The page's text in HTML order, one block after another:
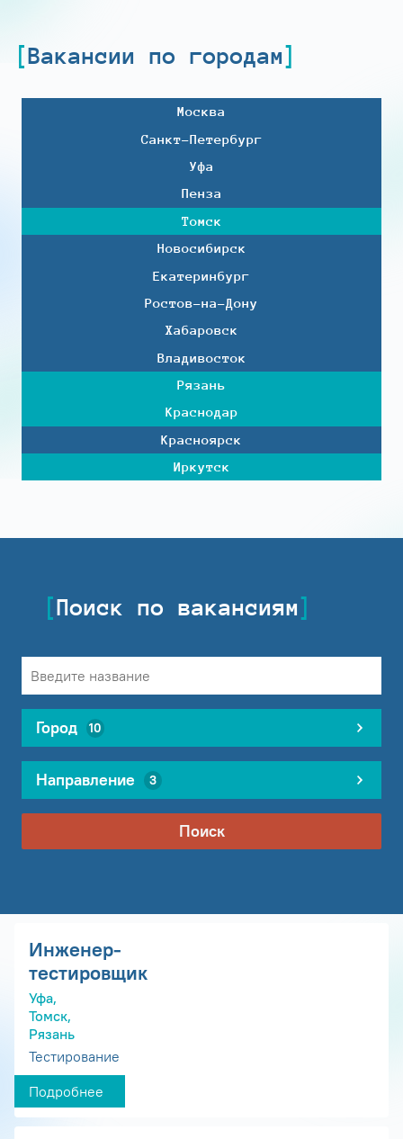
Вакансии по городам
Москва
Санкт-Петербург
Уфа
Пенза
Томск
Новосибирск
Екатеринбург
Ростов-на-Дону
Хабаровск
Владивосток
Рязань
Краснодар
Красноярск
Иркутск
Поиск по вакансиям
Город 10
Направление 3
Поиск
Инженер-
тестировщик
Уфа,
Томск,
Рязань
Тестирование
Подробнее